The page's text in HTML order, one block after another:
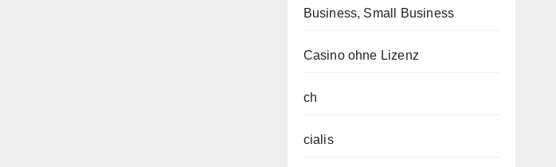
Business, Small Business
Casino ohne Lizenz
ch
cialis